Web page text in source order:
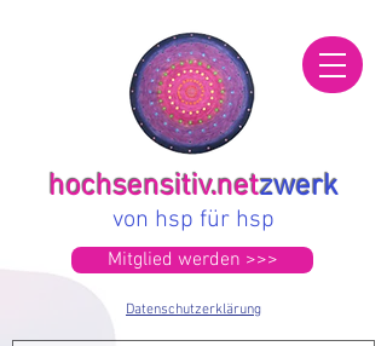
hochsensitiv.netzwerk
von hsp für hsp
Datenschutzerklärung
Mitglied werden >>>